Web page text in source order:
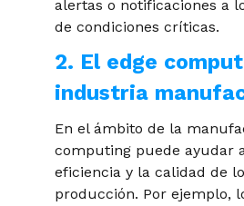
alertas o notificaciones a
de condiciones críticas.
2. El edge
industria
En el ámbito de la
computing puede ayudar
eficiencia y la calidad de
producción. Por ejemplo,